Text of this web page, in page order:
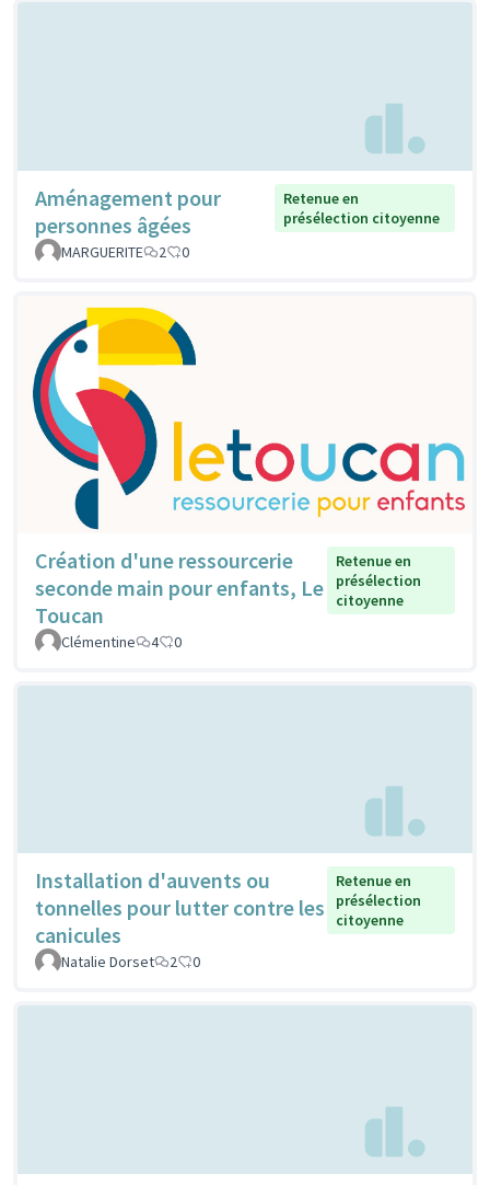
Aménagement pour
personnes âgées
Retenue en
présélection citoyenne
MARGUERITE
2 0
Création d'une ressourcerie
seconde main pour enfants, Le
Toucan
Retenue en
présélection
citoyenne
Clémentine 4 0
Installation d'auvents ou
tonnelles pour lutter contre les
canicules
Retenue en
présélection
citoyenne
Natalie Dorset 2 0